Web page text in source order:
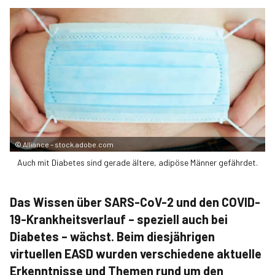
©Alliance – stock.adobe.com
Auch mit Diabetes sind gerade ältere, adipöse Männer gefährdet.
Das Wissen über SARS-CoV-2 und den COVID-
19-Krankheitsverlauf – speziell auch bei
Diabetes – wächst. Beim diesjährigen
virtuellen EASD wurden verschiedene aktuelle
Erkenntnisse und Themen rund um den